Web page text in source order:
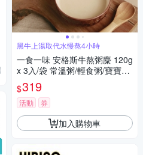
黑牛上湯取代水慢熬4小時
一食一味 安格斯牛熬粥麋 120g
x 3入/袋 常溫粥/輕食粥/寶寶粥/
副食品
$319
活動 券
加入購物車